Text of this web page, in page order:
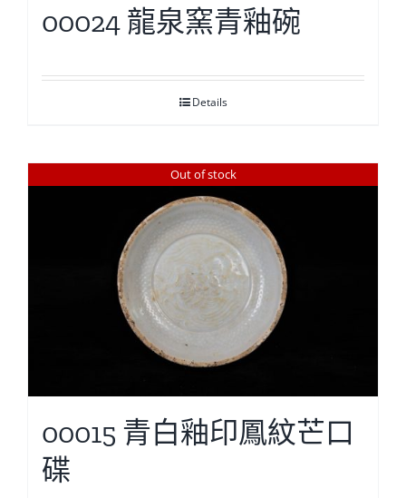
00024 龍泉窯青釉碗
Details
Out of stock
00015 青白釉印鳳紋芒口
碟